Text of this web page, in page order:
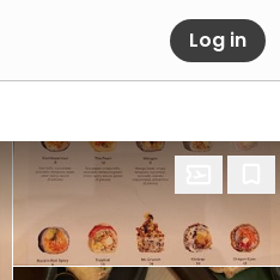
Log in